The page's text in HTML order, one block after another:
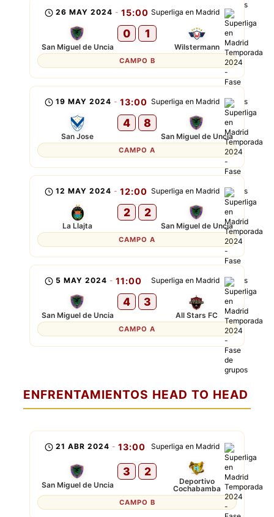
Superliga en Madrid
26 MAY 2024 - 15:00
San Miguel de Uncia
0 1
Wilstermann
CAMPO B
Superliga en Madrid
19 MAY 2024 - 13:00
San Jose
4 8
San Miguel de Uncia
CAMPO A
Superliga en Madrid
12 MAY 2024 - 12:00
La Llajta
2 2
San Miguel de Uncia
CAMPO A
Superliga en Madrid
5 MAY 2024 - 11:00
San Miguel de Uncia
4 3
All Stars FC
CAMPO A
ENFRENTAMIENTOS HEAD TO HEAD
Superliga en Madrid
21 ABR 2024 - 13:00
San Miguel de Uncia
3 2
Deportivo
Cochabamba
CAMPO B